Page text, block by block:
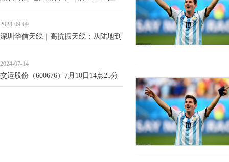
2024-09-09
深圳华信天线｜高抗振天线：从陆地到
2024-07-14
交运股份（600676）7月10日14点25分